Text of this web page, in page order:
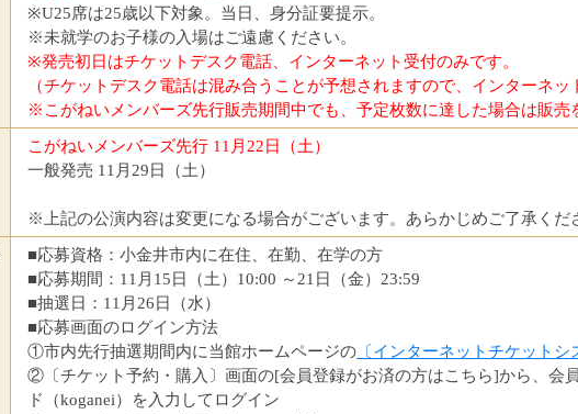
※U25席は25歳以下対象。当日、身分証要提示。
※未就学のお子様の入場はご遠慮ください。
※発売初日はチケットデスク電話、インターネット受付のみです。
（チケットデスク電話は混み合うことが予想されますので、インターネッ
※こがねいメンバーズ先行販売期間中でも、予定枚数に達した場合は販売
こがねいメンバーズ先行 11月22日（土）
一般発売 11月29日（土）
※上記の公演内容は変更になる場合がございます。あらかじめご了承くだ
■応募資格：小金井市内に在住、在勤、在学の方
■応募期間：11月15日（土）10:00 ～21日（金）23:59
■抽選日：11月26日（水）
■応募画面のログイン方法
①市内先行抽選期間内に当館ホームページの 〔インターネットチケットシ
②〔チケット予約・購入〕画面の[会員登録がお済の方はこちら]から、会
ド（koganei）を入力してログイン